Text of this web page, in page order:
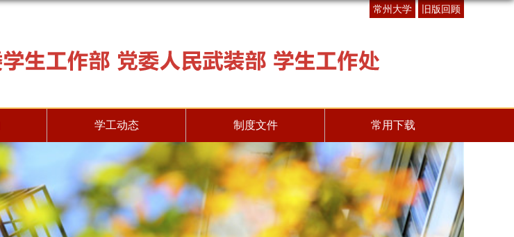
常州大学 旧版回顾
学工动态 制度文件 常用下载